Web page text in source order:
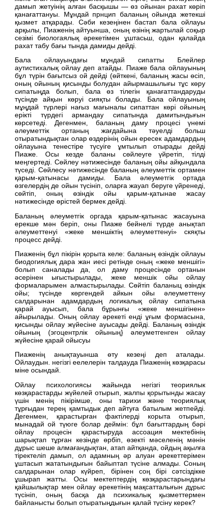
дамып жетуінің алған басқышы — өз ойынан рахат көріп
қанағаттануы. Мұндай прнцип баланың ойында жетекші
қызмет атқарады. Сәби кезеңінен бастап бала ойлауы
арқылы, Пиаженің айтуынша, оның өзінің жартылай соқыр
сезімі биологаялық әрекетімен ұштасьш, одан қалайда
рахат табу бағы тында дамиды дейді.
Бала ойлауындағы мұндай сипатты Блейлер
аутистихалық ойлау деп атайды. Пиаже бала ойлауының
бұл түрін бағытсыз ой дейді (өйткені, баланың жасы өсіп,
оның ойының қисынды болудан айырмашылығы тұс көру
сипатыңда болып, бала өз тілегін қанағаттандаруды
түсінде айқын көруі сияқты болады. Бала ойлауының
мұңдай түрлері нағыз мағыналы сипаттан көрі ойының
ерікті түрдегі армандау сипатында дамитындығын
көрсетеді. Дегенмен, баланың даму процесі үнемі
әлеуметтік ортаның жағдайына тәуелді больш
отыратындықтан олар өздерінің ойын ересек адамдардың
ойлауына тенестіре түсуіге ұмтылып отырады дейді
Пиаже. Осы кезде баланы сөйлеуге үйретіп, тілді
меңгертеді. Сөйлеу нәтижесінде баланың ойы айқындала
түседі. Сөйлесу нәтижесінде баланың әлеуметтік ортамен
қарым-қатынасы дамиды. Бала әлеуметгік ортада
өзгелердің де ойын түсініп, оларға жауап беруге үйренеді,
сөйтіп, оның өзіндік ойы қарым-қатынае жасау
нәтижесінде өрістей бермек дейді.
Баланың әлеуметгік оргада қарым-қатынас жасауына
ерекше мән беріп, оны Пиаже бейнелі түрде анықтап
әлеуметтенуі «жеке меншіктің әлеуметтенуі» скяқты
процесс дейді.
Пиаженің бұл пікірін қорыта келе: баланың өзіндік ойлауы
биодогиялық дара жан иесі ретінде оның «жеке меншігі»
болып саналады да, ол даму процесінде ортанын
әсерінен ығыстырылады, жеке меншік ойы ойлау
формаларымен алмастырылады. Сөйтіп баланыц өзіндік
ойы; түсінде көргендей айкын ойы әлеуметтену
салдарынан адамдардың логикалық ойлау сипатына
қарай ауысып, бала бұрынғы «жеке меншігінен»
айырылады. Оның ойлау әрекеті енді ұғым формасына,
қисынды ойлау жүйесіне ауысады дейді. Баланың өзіндік
ойының (эгоцентрлік ойының} әлеуметгенген ойлау
жүйесіне қарай ойысуы
Пиаженің анықтауынша өту кезеңі деп аталады.
Ойлаудын. негізгі еелелерін талдауда Пиаженің көзқарасы
міне осындай.
Ойлау психологиясы жайында негізгі теориялык
көзқарастарды жүйелей отырып, жалпы қорытынды жасау
үшін менің пікірімше, оны тарихи және теориялық
тұрғыдан терең қамтыдык деп айтуға батылым жетпейді.
Дегенмен, қарастырған фактілерді корыта отырып,
мынадай ой түюге болар деймін: бұл бағыттардың бәрі
ойлау процесін қарастыруда ассоация мектебінің
шарықтап тұрған кезінде өрбіп, өзекті мәселенің мәнін
дұрыс шеше алмағандықтан, атап айтқанда, ойдың ақылға
тіректеліп дамып, ол адамның әр алуан әрекеттерімен
ұштасып жататындығын байыптап түсіне алмады. Соның
салдарынан олар күйреп, бірінен соң бірі сәтсіздікке
ұшырап жатты. Осы мектептердің көзқарастарындағы
қайшылықтар мен ойлау әрекетінің мақсатталығын дұрыс
түсініп, оның басқа да психикалық қызметтермен
байланысты болып отыратыңдығын қалай түсіну керек?